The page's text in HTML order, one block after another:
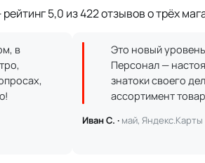
рейтинг 5,0 из 422 отзывов о трёх
в
Это новый
Персонал —
знатоки своего
ассортимент
Иван С. · май, Яндекс.Карты